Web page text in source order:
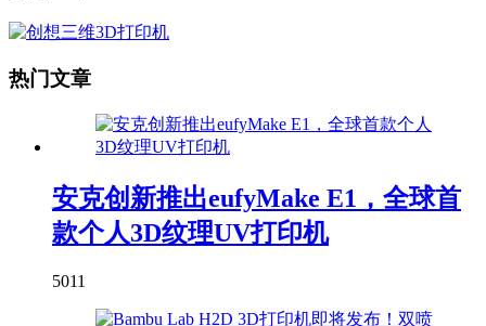
热门文章
安克创新推出eufyMake E1，全球首
款个人3D纹理UV打印机
5011